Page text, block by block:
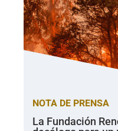
NOTA DE PRENSA
La Fundación